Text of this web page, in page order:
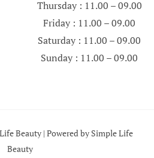
Thursday : 11.00 – 09.00
Friday : 11.00 – 09.00
Saturday : 11.00 – 09.00
Sunday : 11.00 – 09.00
Beauty | Powered by Simple Life
Beauty